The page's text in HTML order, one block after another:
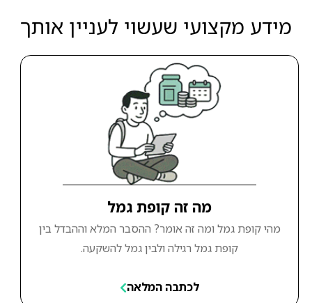
מידע מקצועי שעשוי לעניין אותך
מה זה קופת גמל
מהי קופת גמל ומה זה אומר? ההסבר המלא וההבדל בין
קופת גמל רגילה ולבין גמל להשקעה.
לכתבה המלאה